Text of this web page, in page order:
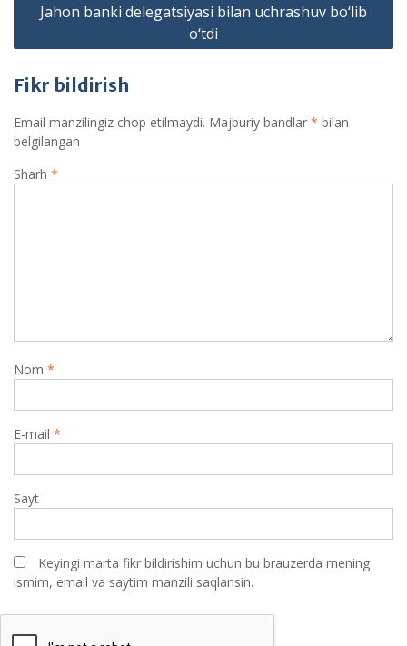
Jahon banki delegatsiyasi bilan uchrashuv bo‘lib
o‘tdi
Fikr bildirish
Email manzilingiz chop etilmaydi. Majburiy bandlar * bilan
belgilangan
Sharh *
Nom *
E-mail *
Sayt
Keyingi marta fikr bildirishim uchun bu brauzerda mening
ismim, email va saytim manzili saqlansin.